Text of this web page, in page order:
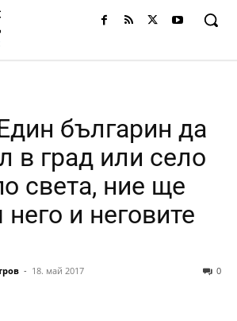
българин да
в град или село
света, ние ще
и неговите
- 18. май 2017 0